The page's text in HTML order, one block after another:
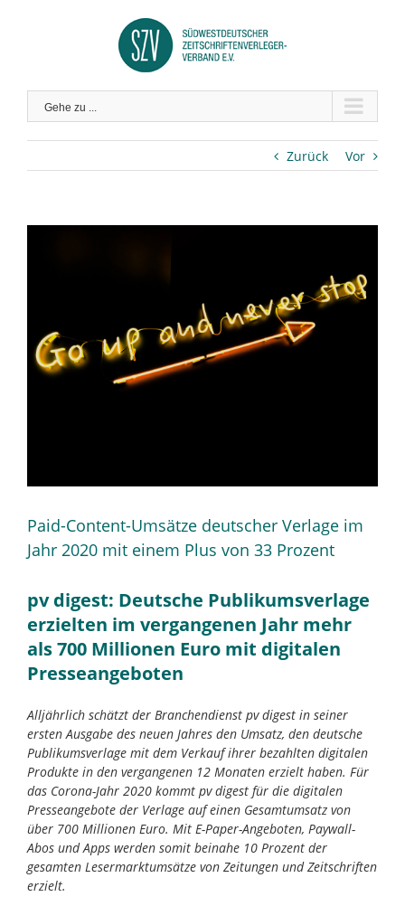
Gehe zu ...
Zurück Vor
Paid-Content-Umsätze deutscher Verlage im
Jahr 2020 mit einem Plus von 33 Prozent
pv digest: Deutsche Publikumsverlage
erzielten im vergangenen Jahr mehr
als 700 Millionen Euro mit digitalen
Presseangeboten
Alljährlich schätzt der Branchendienst pv digest in seiner
ersten Ausgabe des neuen Jahres den Umsatz, den deutsche
Publikumsverlage mit dem Verkauf ihrer bezahlten digitalen
Produkte in den vergangenen 12 Monaten erzielt haben. Für
das Corona-Jahr 2020 kommt pv digest für die digitalen
Presseangebote der Verlage auf einen Gesamtumsatz von
über 700 Millionen Euro. Mit E-Paper-Angeboten, Paywall-
Abos und Apps werden somit beinahe 10 Prozent der
gesamten Lesermarktumsätze von Zeitungen und Zeitschriften
erzielt.